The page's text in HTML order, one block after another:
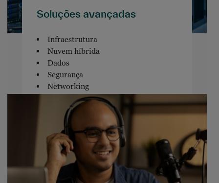
Soluções avançadas
Infraestrutura
Nuvem híbrida
Dados
Segurança
Networking
Software